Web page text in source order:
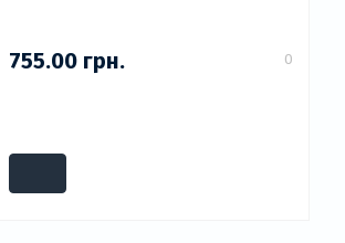
755.00 грн. 0